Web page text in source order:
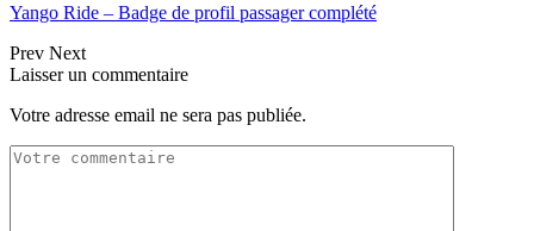
Yango Ride – Badge de profil passager complété
Prev Next
Laisser un commentaire
Votre adresse email ne sera pas publiée.